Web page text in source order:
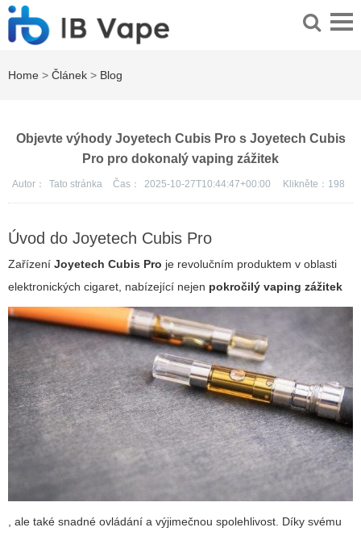
Home > Článek > Blog
Objevte výhody Joyetech Cubis Pro s Joyetech Cubis
Pro pro dokonalý vaping zážitek
Autor： Tato stránka Čas： 2025-10-27T10:44:47+00:00 Klikněte： 198
Úvod do Joyetech Cubis Pro
Zařízení Joyetech Cubis Pro je revolučním produktem v oblasti
elektronických cigaret, nabízející nejen pokročilý vaping zážitek
, ale také snadné ovládání a výjimečnou spolehlivost. Díky svému